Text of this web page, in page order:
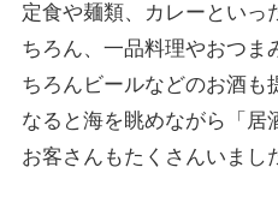
定食や麺類、カレーといっ
ちろん、一品料理やおつま
ちろんビールなどのお酒も
なると海を眺めながら「居
お客さんもたくさんいまし